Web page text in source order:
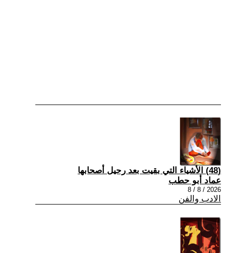
(48) الأشياء التي بقيت بعد رحيل أصحابها
عماد أبو حطب
2026 / 8 / 8
الادب والفن